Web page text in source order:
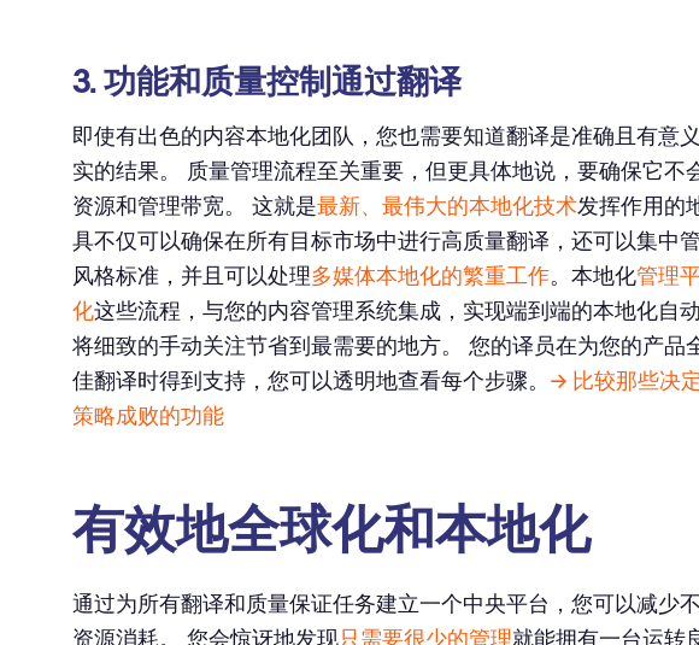
3. 功能和质量控制通过翻译
即使有出色的内容本地化团队，您也需要知道翻译是准确且有意
实的结果。 质量管理流程至关重要，但更具体地说，要确保它不
资源和管理带宽。 这就是最新、最伟大的本地化技术发挥作用的
具不仅可以确保在所有目标市场中进行高质量翻译，还可以集中
风格标准，并且可以处理多媒体本地化的繁重工作。本地化管理
化这些流程，与您的内容管理系统集成，实现端到端的本地化自
将细致的手动关注节省到最需要的地方。 您的译员在为您的产品
佳翻译时得到支持，您可以透明地查看每个步骤。 → 比较那些决
策略成败的功能
有效地全球化和本地化
通过为所有翻译和质量保证任务建立一个中央平台，您可以减少
资源消耗。 您会惊讶地发现只需要很少的管理就能拥有一台运转